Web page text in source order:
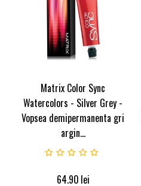
Matrix Color Sync
Watercolors - Silver Grey -
Vopsea demipermanenta gri
argin...
64.90 lei